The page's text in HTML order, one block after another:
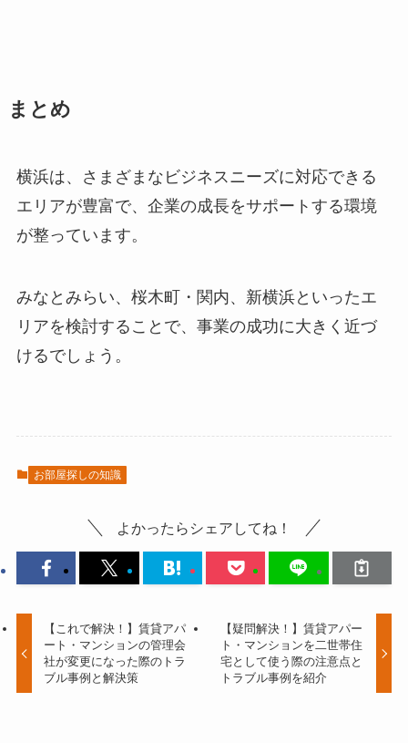
まとめ
横浜は、さまざまなビジネスニーズに対応できる
エリアが豊富で、企業の成長をサポートする環境
が整っています。
みなとみらい、桜木町・関内、新横浜といったエ
リアを検討することで、事業の成功に大きく近づ
けるでしょう。
お部屋探しの知識
よかったらシェアしてね！
【これで解決！】賃貸アパ
ート・マンションの管理会
社が変更になった際のトラ
ブル事例と解決策
【疑問解決！】賃貸アパー
ト・マンションを二世帯住
宅として使う際の注意点と
トラブル事例を紹介